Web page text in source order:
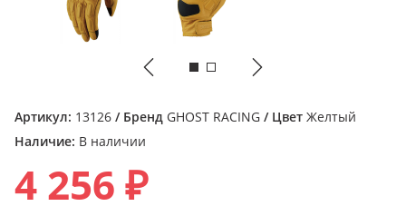
Артикул: 13126 / Бренд GHOST RACING / Цвет Желтый
Наличие: В наличии
4 256 ₽